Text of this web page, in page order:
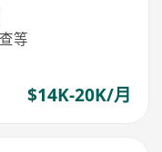
等
$14K-20K/月